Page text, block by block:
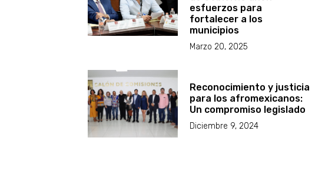
esfuerzos para
fortalecer a los
municipios
Marzo 20, 2025
Reconocimiento y justicia
para los afromexicanos:
Un compromiso legislado
Diciembre 9, 2024